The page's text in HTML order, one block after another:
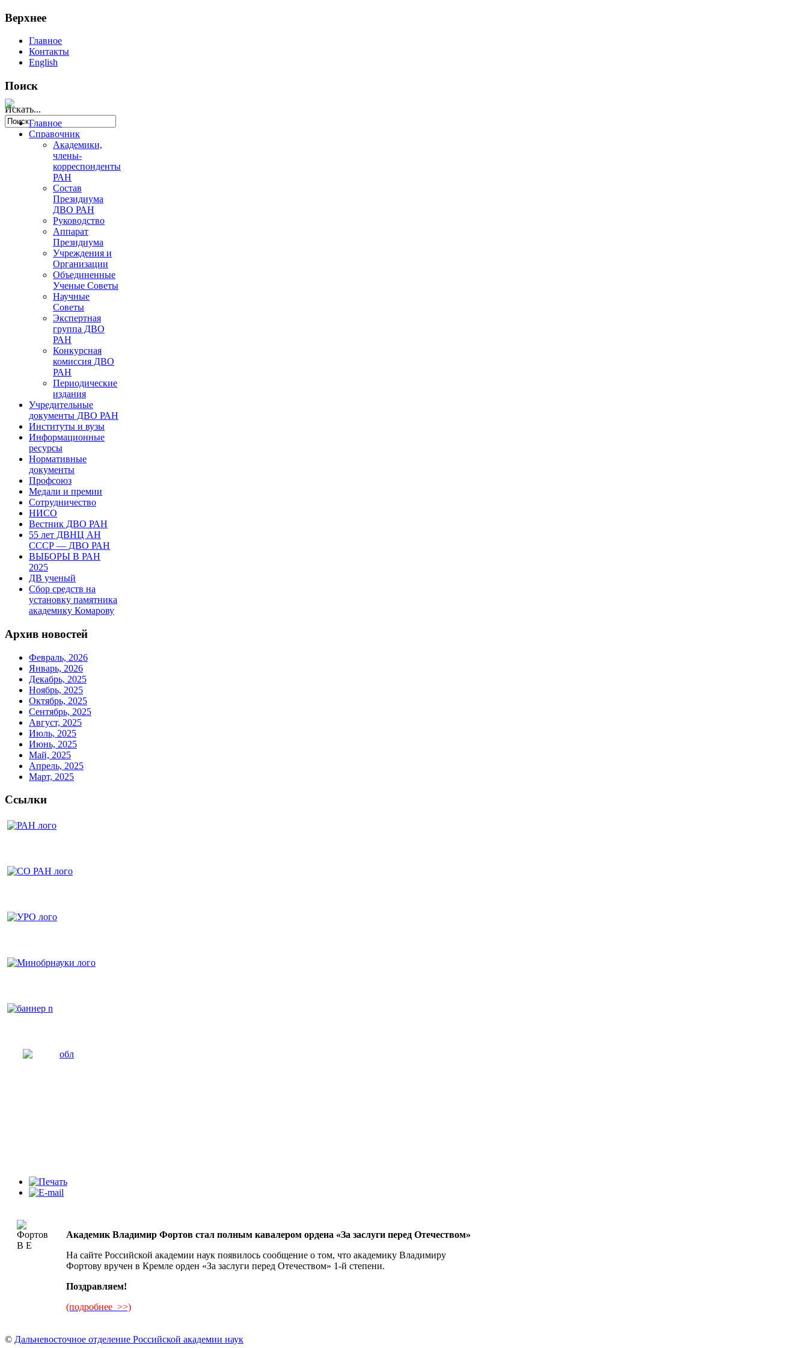
Верхнее
Главное
Контакты
English
Поиск
Искать...
Главное
Справочник
Академики,
члены-
корреспонденты
РАН
Состав
Президиума
ДВО РАН
Руководство
Аппарат
Президиума
Учреждения и
Организации
Объединенные
Ученые Советы
Научные
Советы
Экспертная
группа ДВО
РАН
Конкурсная
комиссия ДВО
РАН
Периодические
издания
Учредительные
документы ДВО РАН
Институты и вузы
Информационные
ресурсы
Нормативные
документы
Профсоюз
Медали и премии
Сотрудничество
НИСО
Вестник ДВО РАН
55 лет ДВНЦ АН
СССР — ДВО РАН
ВЫБОРЫ В РАН
2025
ДВ ученый
Сбор средств на
установку памятника
академику Комарову
Архив новостей
Февраль, 2026
Январь, 2026
Декабрь, 2025
Ноябрь, 2025
Октябрь, 2025
Сентябрь, 2025
Август, 2025
Июль, 2025
Июнь, 2025
Май, 2025
Апрель, 2025
Март, 2025
Ссылки
Академик Владимир Фортов стал полным кавалером ордена «За заслуги перед Отечеством»
На сайте Российской академии наук появилось сообщение о том, что академику Владимиру
Фортову вручен в Кремле орден «За заслуги перед Отечеством» 1-й степени.
Поздравляем!
(подробнее >>)
© Дальневосточное отделение Российской академии наук